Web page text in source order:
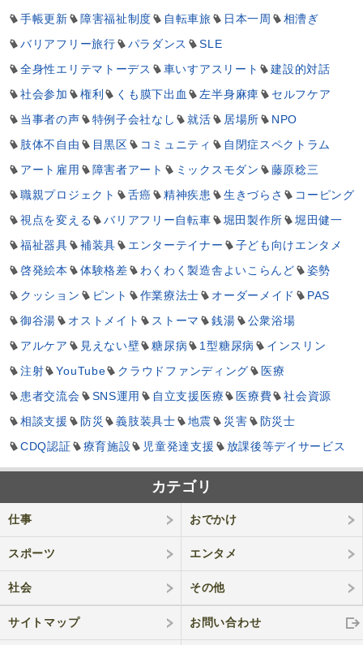
手帳更新
障害福祉制度 自転車旅 日本一周
相漕ぎ
バリアフリー旅行
パラダンス
SLE
全身性エリテマトーデス
車いすアスリート
建設的対話
社会参加
権利 くも膜下出血 左半身麻痺
セルフケア
当事者の声
特例子会社なし 就活 居場所
NPO
肢体不自由
目黒区 コミュニティ
自閉症スペクトラム
アート雇用
障害者アート ミックスモダン
藤原稔三
職親プロジェクト
舌癌 精神疾患 生きづらさ
コーピング
視点を変える
バリアフリー自転車 堀田製作所
堀田健一
福祉器具
補装具 エンターテイナー
子ども向けエンタメ
啓発絵本
体験格差 わくわく製造舎よいこらんど
姿勢
クッション
ピント 作業療法士 オーダーメイド
PAS
御谷湯
オストメイト ストーマ 銭湯
公衆浴場
アルケア
見えない壁 糖尿病 1型糖尿病
インスリン
注射
YouTube クラウドファンディング
医療
患者交流会
SNS運用 自立支援医療 医療費
社会資源
相談支援
防災 義肢装具士 地震 災害
防災士
CDQ認証
療育施設 児童発達支援 放課後等デイサービス
カテゴリ
仕事 おでかけ
スポーツ エンタメ
社会 その他
サイトマップ お問い合わせ